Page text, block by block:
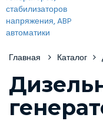
Главная Каталог